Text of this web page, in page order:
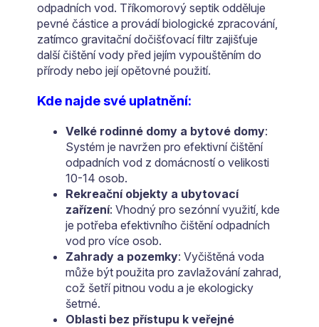
odpadních vod. Tříkomorový septik odděluje
pevné částice a provádí biologické zpracování,
zatímco gravitační dočišťovací filtr zajišťuje
další čištění vody před jejím vypouštěním do
přírody nebo její opětovné použití.
Kde najde své uplatnění:
Velké rodinné domy a bytové domy:
Systém je navržen pro efektivní čištění
odpadních vod z domácností o velikosti
10-14 osob.
Rekreační objekty a ubytovací
zařízení: Vhodný pro sezónní využití, kde
je potřeba efektivního čištění odpadních
vod pro více osob.
Zahrady a pozemky: Vyčištěná voda
může být použita pro zavlažování zahrad,
což šetří pitnou vodu a je ekologicky
šetrné.
Oblasti bez přístupu k veřejné